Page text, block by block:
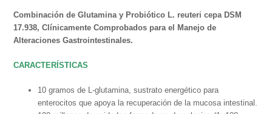
Combinación de Glutamina y Probiótico L. reuteri cepa DSM
17.938, Clínicamente Comprobados para el Manejo de
Alteraciones Gastrointestinales.
CARACTERÍSTICAS
10 gramos de L-glutamina, sustrato energético para
enterocitos que apoya la recuperación de la mucosa intestinal.